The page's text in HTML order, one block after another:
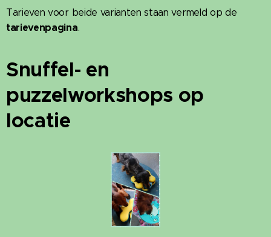
Tarieven voor beide varianten staan vermeld op de
tarievenpagina.
Snuffel- en
puzzelworkshops op
locatie